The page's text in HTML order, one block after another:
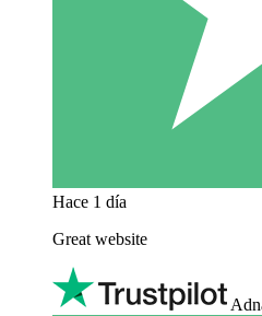
Hace 1 día
Great website